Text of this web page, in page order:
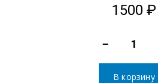
1500 ₽
−
В корзину